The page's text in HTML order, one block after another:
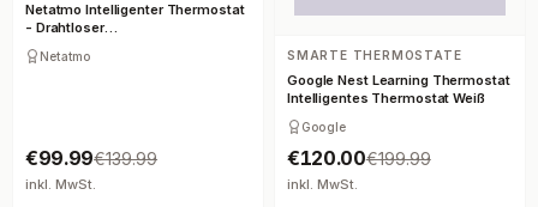
Netatmo Intelligenter Thermostat
- Drahtloser
Heizkörperthermostat mit WiFi
Netatmo
€99.99€139.99
inkl. MwSt.
SMARTE THERMOSTATE
Google Nest Learning Thermostat
Intelligentes Thermostat Weiß
Google
€120.00€199.99
inkl. MwSt.